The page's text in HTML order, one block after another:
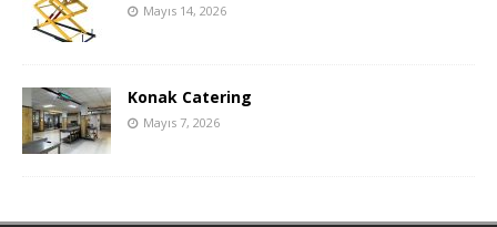
Mayıs 14, 2026
Konak Catering
Mayıs 7, 2026